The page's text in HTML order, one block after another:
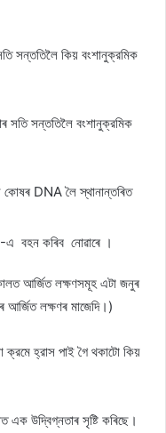
সন্ততিলৈ কিয় বংশানুক্রমিক
সতি সন্ততিলৈ বংশানুক্রমিক
DNA লৈ স্থানান্তৰিত
এ বহন কৰিব নোৱাৰে ।
আৰ্জিত লক্ষণসমূহ এটা জনুৰ
লক্ষণৰ মাজেদি।)
ক্রমে হ্রাস পাই গৈ থকাটো কিয়
এক উদ্বিগ্নতাৰ সৃষ্টি কৰিছে।